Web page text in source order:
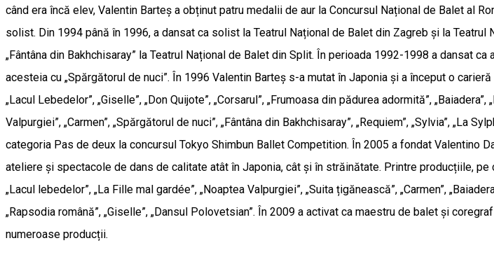
când era încă elev, Valentin Barteș a obținut patru medalii de aur la Concursul Național de Balet al
solist. Din 1994 până în 1996, a dansat ca solist la Teatrul Național de Balet din Zagreb și la
„Fântâna din Bakhchisaray” la Teatrul Național de Balet din Split. În perioada 1992-1998 a dansat
acesteia cu „Spărgătorul de nuci”. În 1996 Valentin Barteș s-a mutat în Japonia și a început o
„Lacul Lebedelor”, „Giselle”, „Don Quijote”, „Corsarul”, „Frumoasa din pădurea adormită”,
Valpurgiei”, „Carmen”, „Spărgătorul de nuci”, „Fântâna din Bakhchisaray”, „Requiem”, „Sylvia”,
categoria Pas de deux la concursul Tokyo Shimbun Ballet Competition. În 2005 a fondat Valentino
ateliere și spectacole de dans de calitate atât în Japonia, cât și în străinătate. Printre producțiile, pe
„Lacul lebedelor”, „La Fille mal gardée”, „Noaptea Valpurgiei”, „Suita țigănească”, „Carmen”,
„Rapsodia română”, „Giselle”, „Dansul Polovetsian”. În 2009 a activat ca maestru de balet și
numeroase producții.